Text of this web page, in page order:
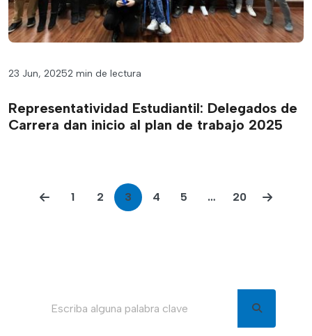
23 Jun, 20252 min de lectura
Representatividad Estudiantil: Delegados de
Carrera dan inicio al plan de trabajo 2025
1 2 3 4 5 … 20
Buscar en el blog